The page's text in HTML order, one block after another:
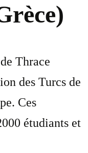
Thrace
des Turcs de
Ces
étudiants et